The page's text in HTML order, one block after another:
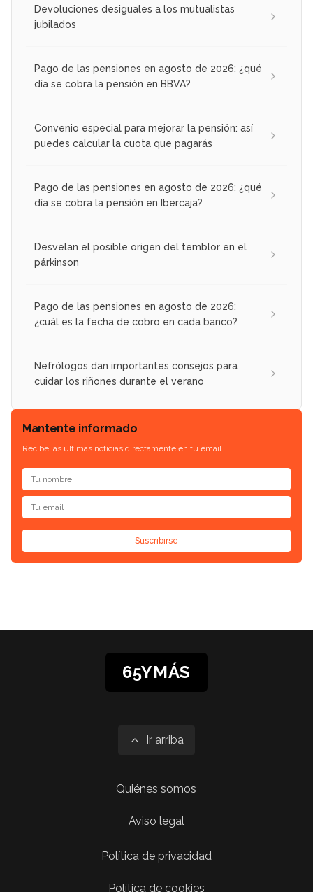
Devoluciones desiguales a los mutualistas
jubilados
Pago de las pensiones en agosto de 2026: ¿qué
día se cobra la pensión en BBVA?
Convenio especial para mejorar la pensión: así
puedes calcular la cuota que pagarás
Pago de las pensiones en agosto de 2026: ¿qué
día se cobra la pensión en Ibercaja?
Desvelan el posible origen del temblor en el
párkinson
Pago de las pensiones en agosto de 2026:
¿cuál es la fecha de cobro en cada banco?
Nefrólogos dan importantes consejos para
cuidar los riñones durante el verano
Mantente informado
Recibe las últimas noticias directamente en tu email.
Suscribirse
65YMÁS
Ir arriba
Quiénes somos
Aviso legal
Política de privacidad
Política de cookies